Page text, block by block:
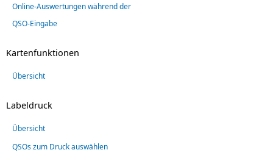
Online-Auswertungen während der
QSO-Eingabe
Kartenfunktionen
Übersicht
Labeldruck
Übersicht
QSOs zum Druck auswählen